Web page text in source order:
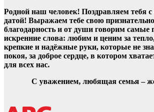
Родной наш человек! Поздравляем тебя
датой! Выражаем тебе свою
благодарность и от души говорим самые
искренние слова: любим и ценим за тепло,
крепкие и надёжные руки, которые не
покоя, за доброе сердце, в котором
для всех нас.
С уважением, любящая семья –